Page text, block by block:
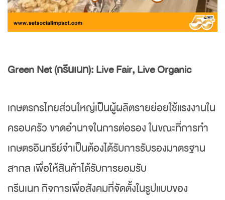
Green Net (กรีนเนท): Live Fair, Live Organic
เกษตรกรไทยส่วนใหญ่เป็นผู้ผลิตรายย่อยใช้แรงงานใน
ครอบครัว ขาดอำนาจในการต่อรอง ในขณะที่การทำ
เกษตรอินทรีย์จำเป็นต้องได้รับการรับรองมาตรฐาน
สากล เพื่อให้สินค้าได้รับการยอมรับ
กรีนเนท กิจการเพื่อสังคมที่จัดตั้งในรูปแบบของ